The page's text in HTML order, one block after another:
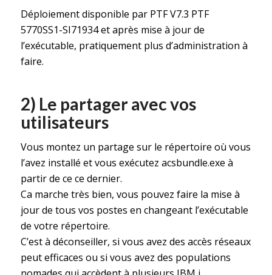
Déploiement disponible par PTF V7.3 PTF
5770SS1-SI71934 et après mise à jour de
l’exécutable, pratiquement plus d’administration à
faire.
2) Le partager avec vos
utilisateurs
Vous montez un partage sur le répertoire où vous
l’avez installé et vous exécutez acsbundle.exe à
partir de ce ce dernier.
Ca marche très bien, vous pouvez faire la mise à
jour de tous vos postes en changeant l’exécutable
de votre répertoire.
C’est à déconseiller, si vous avez des accès réseaux
peut efficaces ou si vous avez des populations